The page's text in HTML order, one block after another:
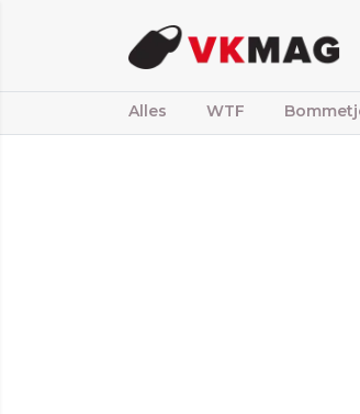
Alles WTF